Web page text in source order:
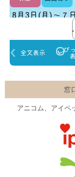
窓
アニコム、アイペ